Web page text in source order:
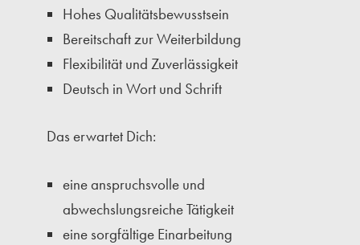
Hohes Qualitätsbewusstsein
Bereitschaft zur Weiterbildung
Flexibilität und Zuverlässigkeit
Deutsch in Wort und Schrift
Das erwartet Dich:
eine anspruchsvolle und
abwechslungsreiche Tätigkeit
eine sorgfältige Einarbeitung